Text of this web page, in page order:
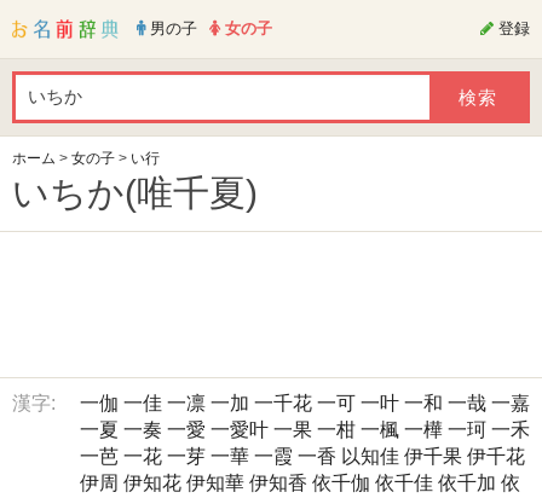
男の子 女の子 登録
ホーム > 女の子 > い行
いちか(唯千夏)
漢字: 一伽 一佳 一凛 一加 一千花 一可 一叶 一和 一哉 一嘉
一夏 一奏 一愛 一愛叶 一果 一柑 一楓 一樺 一珂 一禾
一芭 一花 一芽 一華 一霞 一香 以知佳 伊千果 伊千花
伊周 伊知花 伊知華 伊知香 依千伽 依千佳 依千加 依